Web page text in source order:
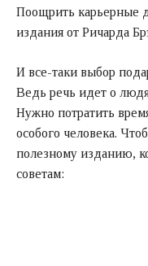
Поощрить карьерные
издания от Ричарда
И все-таки выбор
Ведь речь идет о
Нужно потратить
особого человека.
полезному изданию,
советам: